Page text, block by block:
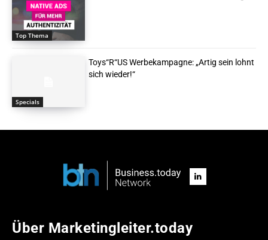
Top Thema
Specials
Toys“R“US Werbekampagne: „Artig sein lohnt
sich wieder!“
Über Marketingleiter.today